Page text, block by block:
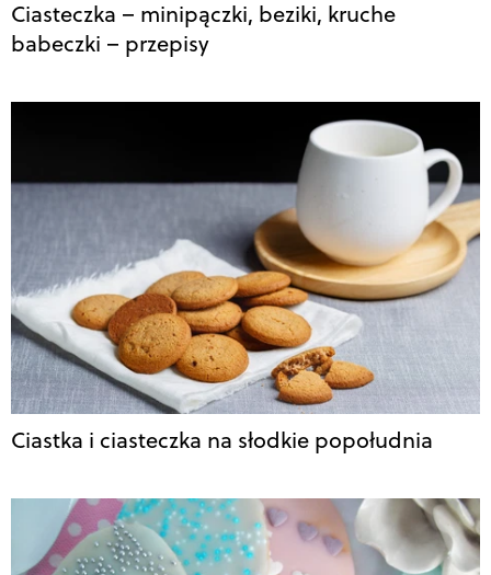
Ciasteczka – minipączki, beziki, kruche
babeczki – przepisy
Ciastka i ciasteczka na słodkie popołudnia